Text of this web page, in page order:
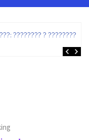
???????? ? ???????? ?